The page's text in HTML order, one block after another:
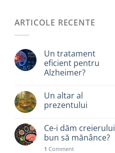
ARTICOLE RECENTE
Un tratament
eficient pentru
Alzheimer?
Un altar al
prezentului
Ce-i dăm creierului
bun să mănânce?
1 Comment